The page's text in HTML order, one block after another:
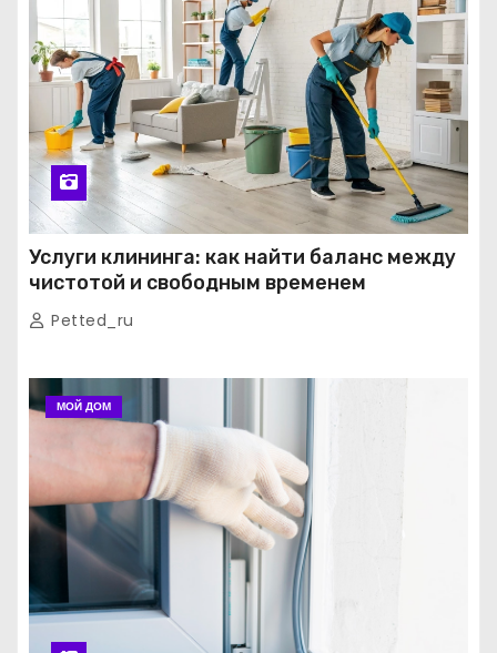
Услуги клининга: как найти баланс между
чистотой и свободным временем
Petted_ru
МОЙ ДОМ